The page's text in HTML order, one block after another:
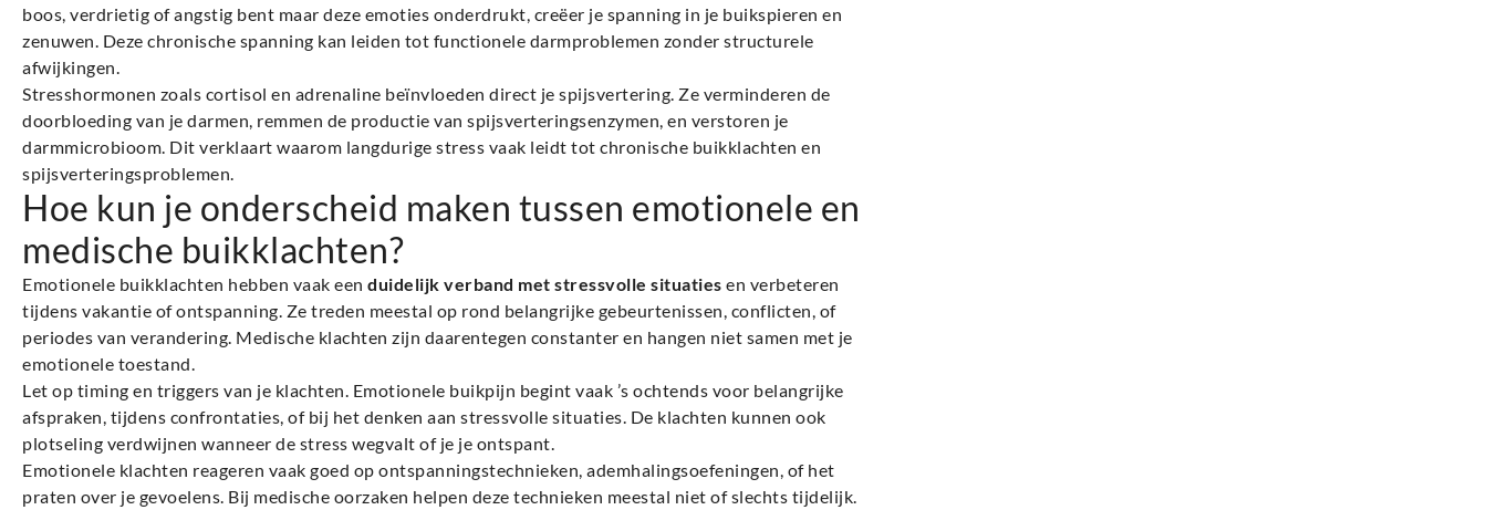
boos, verdrietig of angstig bent maar deze emoties onderdrukt, creëer je spanning in je buikspieren en
zenuwen. Deze chronische spanning kan leiden tot functionele darmproblemen zonder structurele
afwijkingen.
Stresshormonen zoals cortisol en adrenaline beïnvloeden direct je spijsvertering. Ze verminderen de
doorbloeding van je darmen, remmen de productie van spijsverteringsenzymen, en verstoren je
darmmicrobioom. Dit verklaart waarom langdurige stress vaak leidt tot chronische buikklachten en
spijsverteringsproblemen.
Hoe kun je onderscheid maken tussen emotionele en
medische buikklachten?
Emotionele buikklachten hebben vaak een duidelijk verband met stressvolle situaties en verbeteren
tijdens vakantie of ontspanning. Ze treden meestal op rond belangrijke gebeurtenissen, conflicten, of
periodes van verandering. Medische klachten zijn daarentegen constanter en hangen niet samen met je
emotionele toestand.
Let op timing en triggers van je klachten. Emotionele buikpijn begint vaak ’s ochtends voor belangrijke
afspraken, tijdens confrontaties, of bij het denken aan stressvolle situaties. De klachten kunnen ook
plotseling verdwijnen wanneer de stress wegvalt of je je ontspant.
Emotionele klachten reageren vaak goed op ontspanningstechnieken, ademhalingsoefeningen, of het
praten over je gevoelens. Bij medische oorzaken helpen deze technieken meestal niet of slechts tijdelijk.